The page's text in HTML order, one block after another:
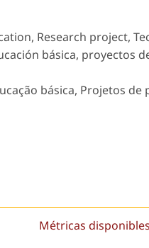
Research project,
básica, proyectos
básica, Projetos de
Métricas disponibles